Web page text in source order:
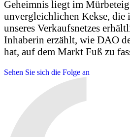
Geheimnis liegt im
unvergleichlichen Kekse, die
unseres Verkaufsnetzes
Inhaberin erzählt, wie DAO
hat, auf dem Markt Fuß zu
Sehen Sie sich die Folge an